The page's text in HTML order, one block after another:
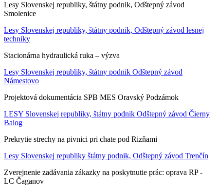
Lesy Slovenskej republiky, štátny podnik, Odštepný závod
Smolenice
Lesy Slovenskej republiky, štátny podnik, Odštepný závod lesnej
techniky
Stacionárna hydraulická ruka – výzva
Lesy Slovenskej republiky, štátny podnik Odštepný závod
Námestovo
Projektová dokumentácia SPB MES Oravský Podzámok
LESY Slovenskej republiky, štátny podnik Odštepný závod Čierny
Balog
Prekrytie strechy na pivnici pri chate pod Rizňami
Lesy Slovenskej republiky štátny podnik, Odštepný závod Trenčín
Zverejnenie zadávania zákazky na poskytnutie prác: oprava RP -
LC Čaganov